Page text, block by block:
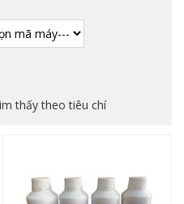
thấy theo tiêu chí